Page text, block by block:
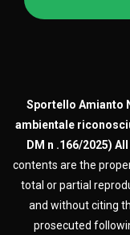
Sportello Amianto
ambientale
DM n .166/2025)
contents are the
total or partial
and without citing
prosecuted